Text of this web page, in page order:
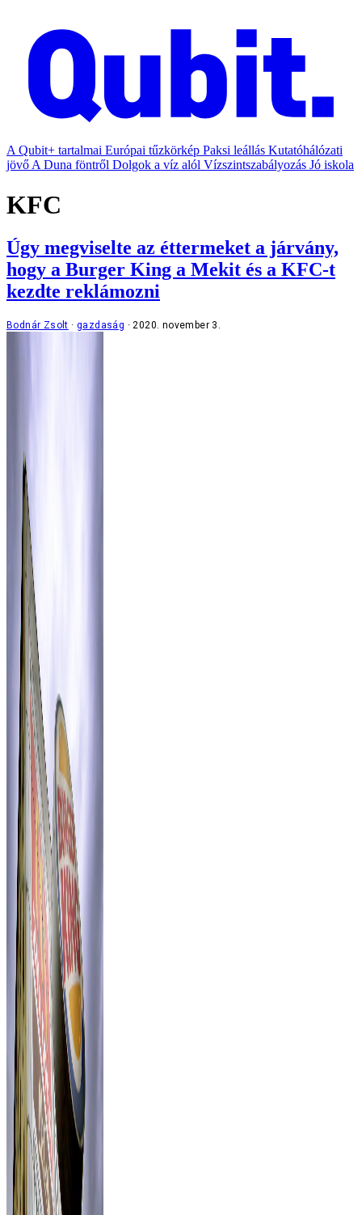
A Qubit+ tartalmai Európai tűzkörkép Paksi leállás Kutatóhálózati
jövő A Duna föntről Dolgok a víz alól Vízszintszabályozás Jó iskola
KFC
Úgy megviselte az éttermeket a járvány,
hogy a Burger King a Mekit és a KFC-t
kezdte reklámozni
Bodnár Zsolt gazdaság 2020. november 3.